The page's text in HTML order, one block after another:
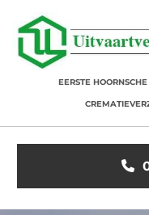
EERSTE